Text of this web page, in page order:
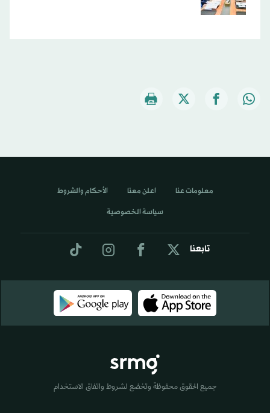
تابعنا
معلومات عنا اعلن معنا الأحكام والشروط
سياسة الخصوصية
جميع الحقوق محفوظة وتخضع لشروط واتفاق الاستخدام